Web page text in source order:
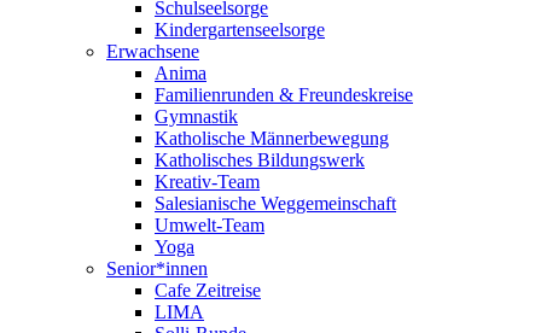
Schulseelsorge
Kindergartenseelsorge
Erwachsene
Anima
Familienrunden & Freundeskreise
Gymnastik
Katholische Männerbewegung
Katholisches Bildungswerk
Kreativ-Team
Salesianische Weggemeinschaft
Umwelt-Team
Yoga
Senior*innen
Cafe Zeitreise
LIMA